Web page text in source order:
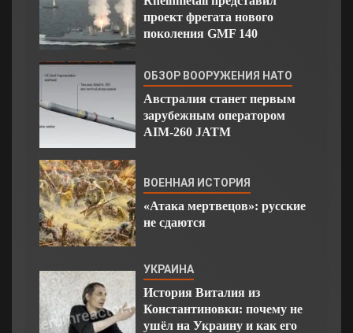
проект фрегата нового
поколения GMF 140
ОБЗОР ВООРУЖЕНИЯ НАТО
Австралия станет первым
зарубежным оператором
AIM-260 JATM
ВОЕННАЯ ИСТОРИЯ
«Атака мертвецов»: русские
не сдаются
УКРАИНА
История Виталия из
Константиновки: почему не
ушёл на Украину и как его